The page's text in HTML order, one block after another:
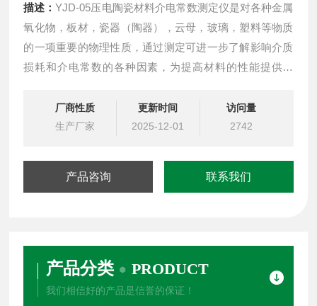
描述：YJD-05压电陶瓷材料介电常数测定仪是对各种金属
氧化物，板材，瓷器（陶器），云母，玻璃，塑料等物质
的一项重要的物理性质，通过测定可进一步了解影响介质
损耗和介电常数的各种因素，为提高材料的性能提供依
新材料性能的应用研究。
厂商性质
生产厂家
更新时间
2025-12-01
访问量
2742
产品咨询 联系我们
产品分类 PRODUCT
我们相信好的产品是信誉的保证！